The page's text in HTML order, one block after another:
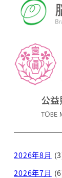
2026年8月
2026年7月